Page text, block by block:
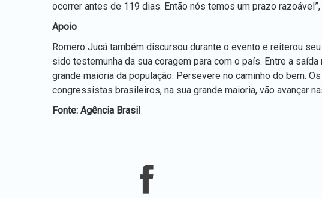
ocorrer antes de 119 dias. Então nós temos um prazo
Apoio
Romero Jucá também discursou durante o evento e reiterou
sido testemunha da sua coragem para com o país. Entre a
grande maioria da população. Persevere no caminho do bem.
congressistas brasileiros, na sua grande maioria, vão avançar
Fonte: Agência Brasil